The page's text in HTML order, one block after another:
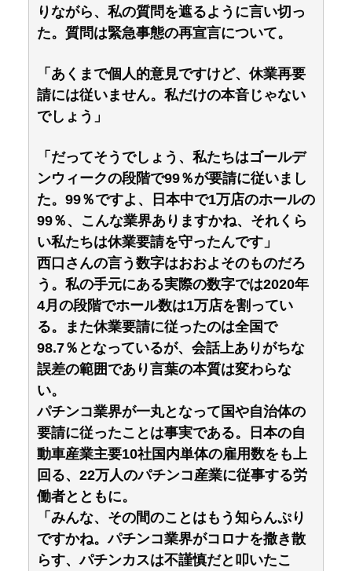
りながら、私の質問を遮るように言い切っ
た。質問は緊急事態の再宣言について。
「あくまで個人的意見ですけど、休業再要
請には従いません。私だけの本音じゃない
でしょう」
「だってそうでしょう、私たちはゴールデ
ンウィークの段階で99％が要請に従いまし
た。99％ですよ、日本中で1万店のホールの
99％、こんな業界ありますかね、それくら
い私たちは休業要請を守ったんです」
西口さんの言う数字はおおよそのものだろ
う。私の手元にある実際の数字では2020年
4月の段階でホール数は1万店を割ってい
る。また休業要請に従ったのは全国で
98.7％となっているが、会話上ありがちな
誤差の範囲であり言葉の本質は変わらな
い。
パチンコ業界が一丸となって国や自治体の
要請に従ったことは事実である。日本の自
動車産業主要10社国内単体の雇用数をも上
回る、22万人のパチンコ産業に従事する労
働者とともに。
「みんな、その間のことはもう知らんぷり
ですかね。パチンコ業界がコロナを撒き散
らす、パチンカスは不謹慎だと叩いたこ